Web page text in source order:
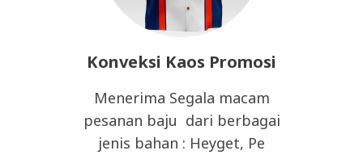
Konveksi Kaos Promosi
Menerima Segala macam
pesanan baju dari berbagai
jenis bahan : Heyget, Pe